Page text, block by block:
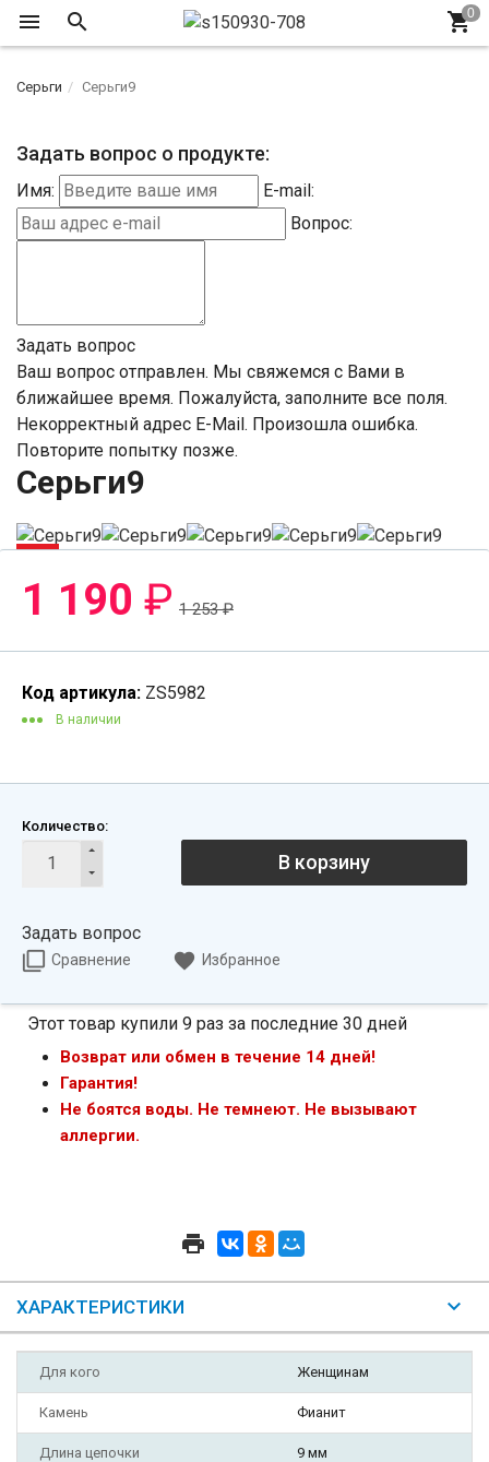
Серьги Серьги9
Задать вопрос о продукте:
Имя:
E-mail:
Вопрос:
Задать вопрос
Ваш вопрос отправлен. Мы свяжемся с Вами в
ближайшее время. Пожалуйста, заполните все поля.
Некорректный адрес E-Mail. Произошла ошибка.
Повторите попытку позже.
Серьги9
-6%
1 190 ₽ 1 253₽
Код артикула: ZS5982
В наличии
Количество:
В корзину
Задать вопрос
Сравнение Избранное
Этот товар купили 9 раз за последние 30 дней
Возврат или обмен в течение 14 дней!
Гарантия!
Не боятся воды. Не темнеют. Не вызывают
аллергии.
ХАРАКТЕРИСТИКИ
Для кого Женщинам
Камень Фианит
Длина цепочки 9 мм